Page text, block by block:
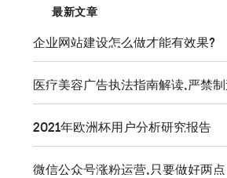
最新文章
企业网站建设怎么做才能有效果?
2021年欧洲杯用户分析研究报告
微信公众号涨粉运营,只要做好两点